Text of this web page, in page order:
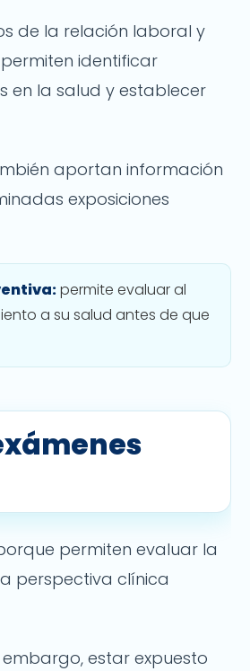
de la relación laboral y
identificar
en la salud y establecer
aportan información
exposiciones
permite evaluar al
a su salud antes de que
permiten evaluar la
perspectiva clínica
estar expuesto